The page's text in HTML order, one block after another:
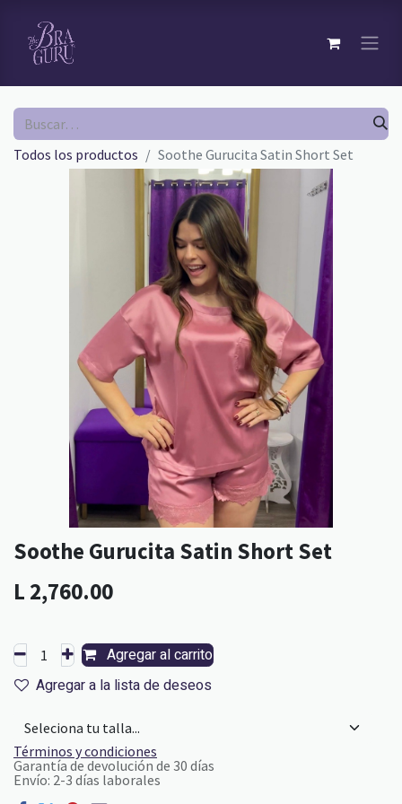
Todos los productos Soothe Gurucita Satin Short Set
Soothe Gurucita Satin Short Set
L 2,760.00
Agregar al carrito
Agregar a la lista de deseos
Términos y condiciones
Garantía de devolución de 30 días
Envío: 2-3 días laborales